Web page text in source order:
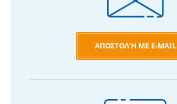
ΑΠΟΣΤΟΛΉ ΜΕ E-MAIL